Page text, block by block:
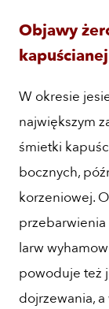
Objawy
kapuścianej
W okresie
największym
śmietki
bocznych,
korzeniowej.
przebarwienia
larw
powoduje też
dojrzewania,